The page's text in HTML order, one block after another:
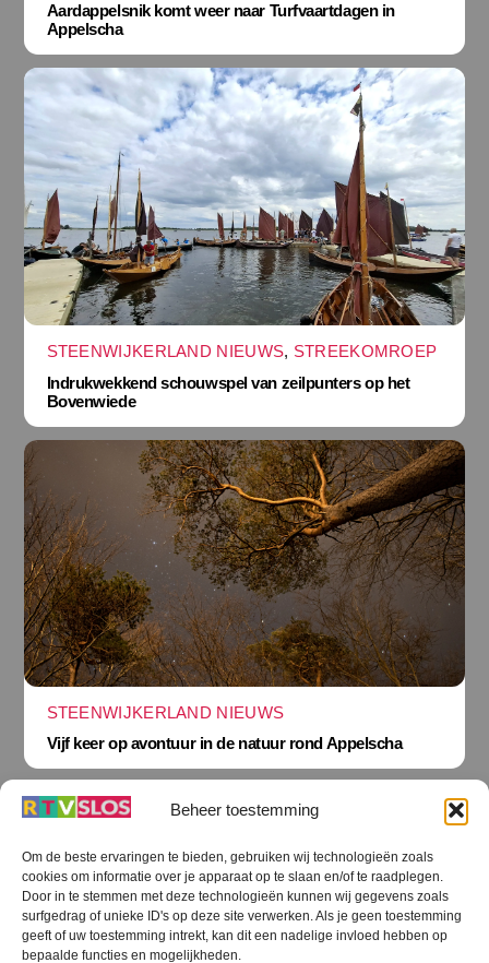
Beheer toestemming
Om de beste ervaringen te bieden, gebruiken wij technologieën zoals
cookies om informatie over je apparaat op te slaan en/of te raadplegen.
Door in te stemmen met deze technologieën kunnen wij gegevens zoals
surfgedrag of unieke ID's op deze site verwerken. Als je geen toestemming
geeft of uw toestemming intrekt, kan dit een nadelige invloed hebben op
bepaalde functies en mogelijkheden.
Aardappelsnik komt weer naar Turfvaartdagen in
Appelscha
STEENWIJKERLAND NIEUWS, STREEKOMROEP
Indrukwekkend schouwspel van zeilpunters op het
Bovenwiede
STEENWIJKERLAND NIEUWS
Vijf keer op avontuur in de natuur rond Appelscha
Terug
naar
boven
RTV SLOS